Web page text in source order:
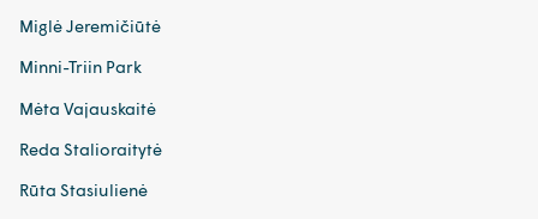
Miglė Jeremičiūtė
Minni-Triin Park
Mėta Vajauskaitė
Reda Stalioraitytė
Rūta Stasiulienė